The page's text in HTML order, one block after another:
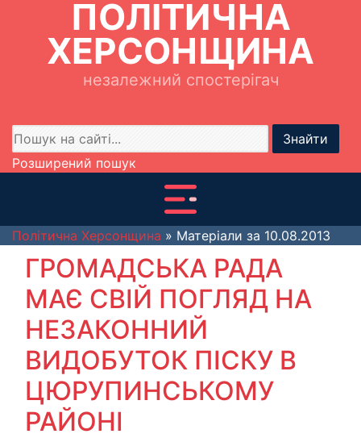
ПОЛІТИЧНА
ХЕРСОНЩИНА
незалежний спостерігач
Знайти
Розширений пошук
Політична Херсонщина » Матеріали за 10.08.2013
ГРОМАДСЬКА РАДА
МАЄ СВІЙ ПОГЛЯД НА
НЕЗАКОННИЙ
ВИДОБУТОК ПІСКУ В
ЦЮРУПИНСЬКОМУ
РАЙОНІ